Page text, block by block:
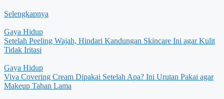
Selengkapnya
Gaya Hidup
Setelah Peeling Wajah, Hindari Kandungan Skincare Ini agar Kulit
Tidak Iritasi
Gaya Hidup
Viva Covering Cream Dipakai Setelah Apa? Ini Urutan Pakai agar
Makeup Tahan Lama